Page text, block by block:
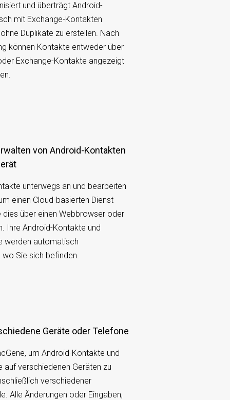
und überträgt Android-
mit Exchange-Kontakten
Duplikate zu erstellen. Nach
können Kontakte entweder über
Exchange-Kontakte angezeigt
unterwegs an und bearbeiten
einen Cloud-basierten Dienst
dies über einen Webbrowser oder
Ihre Android-Kontakte und
werden automatisch
Sie sich befinden.
Geräte oder Telefone
um Android-Kontakte und
auf verschiedenen Geräten zu
verschiedener
Alle Änderungen oder Eingaben,